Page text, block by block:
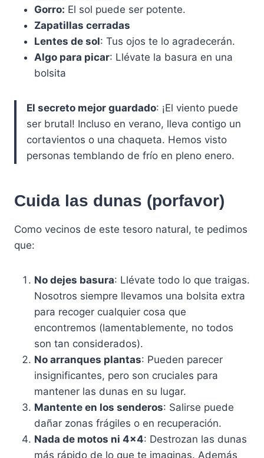
Gorro: El sol puede ser potente.
Zapatillas cerradas
Lentes de sol: Tus ojos te lo agradecerán.
Algo para picar: Llévate la basura en una
bolsita
El secreto mejor guardado: ¡El viento puede
ser brutal! Incluso en verano, lleva contigo un
cortavientos o una chaqueta. Hemos visto
personas temblando de frío en pleno enero.
Cuida las dunas (porfavor)
Como vecinos de este tesoro natural, te pedimos
que:
No dejes basura: Llévate todo lo que traigas.
Nosotros siempre llevamos una bolsita extra
para recoger cualquier cosa que
encontremos (lamentablemente, no todos
son tan considerados).
No arranques plantas: Pueden parecer
insignificantes, pero son cruciales para
mantener las dunas en su lugar.
Mantente en los senderos: Salirse puede
dañar zonas frágiles o en recuperación.
Nada de motos ni 4×4: Destrozan las dunas
más rápido de lo que te imaginas. Además